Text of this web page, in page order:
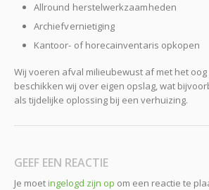
Allround herstelwerkzaamheden
Archiefvernietiging
Kantoor- of horecainventaris opkopen
Wij voeren afval milieubewust af met het oog
beschikken wij over eigen opslag, wat
als tijdelijke oplossing bij een verhuizing.
GEEF EEN REACTIE
Je moetingelogd zijn op om een reactie te